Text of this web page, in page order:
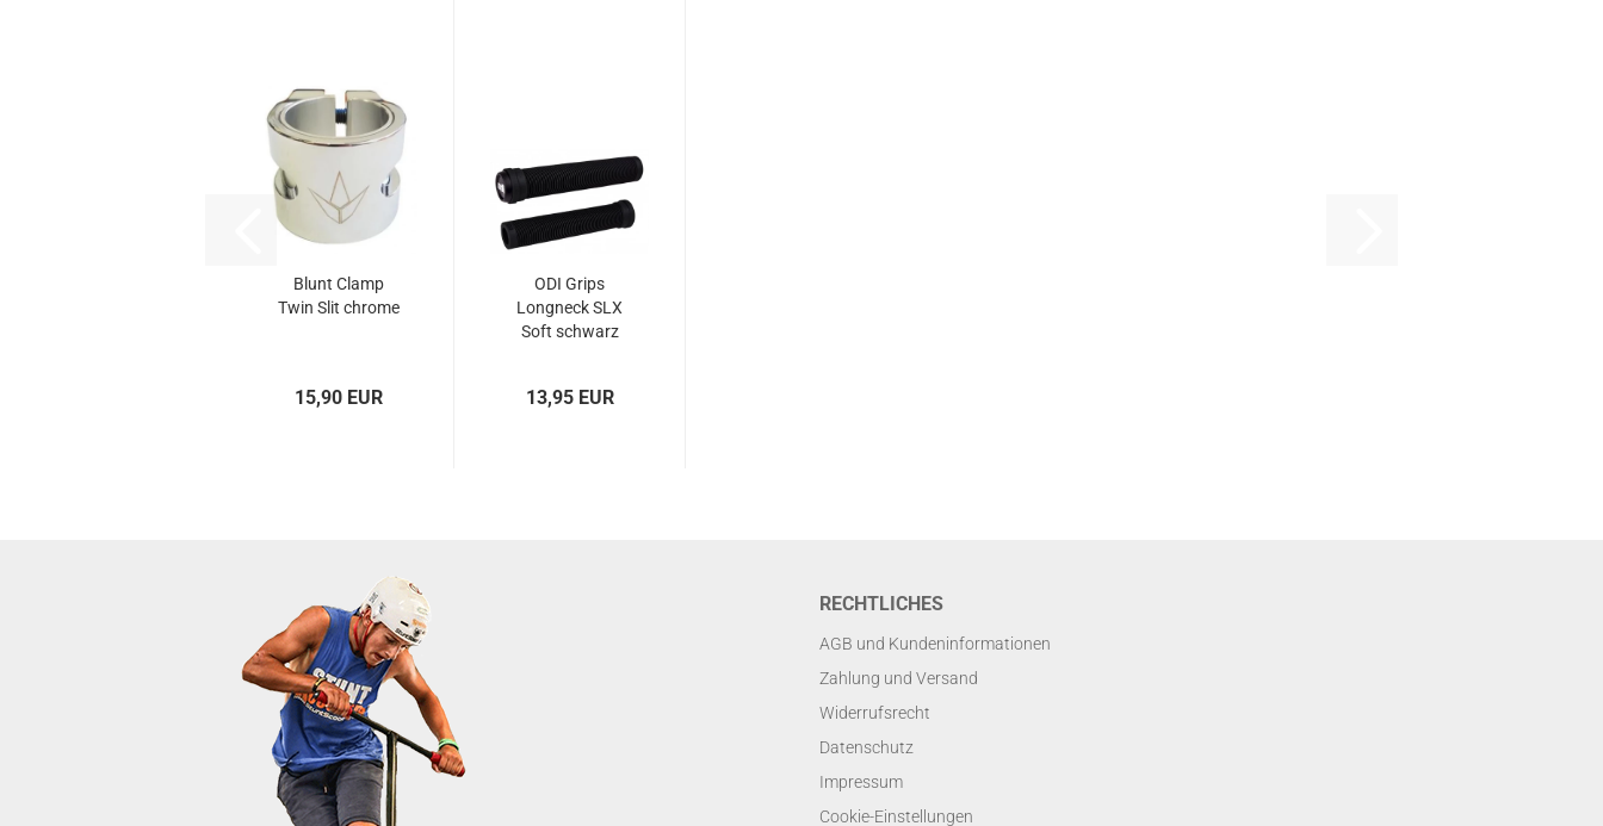
Blunt Clamp
Twin Slit chrome
15,90 EUR
ODI Grips
Longneck SLX
Soft schwarz
13,95 EUR
RECHTLICHES
AGB und Kundeninformationen
Zahlung und Versand
Widerrufsrecht
Datenschutz
Impressum
Cookie-Einstellungen